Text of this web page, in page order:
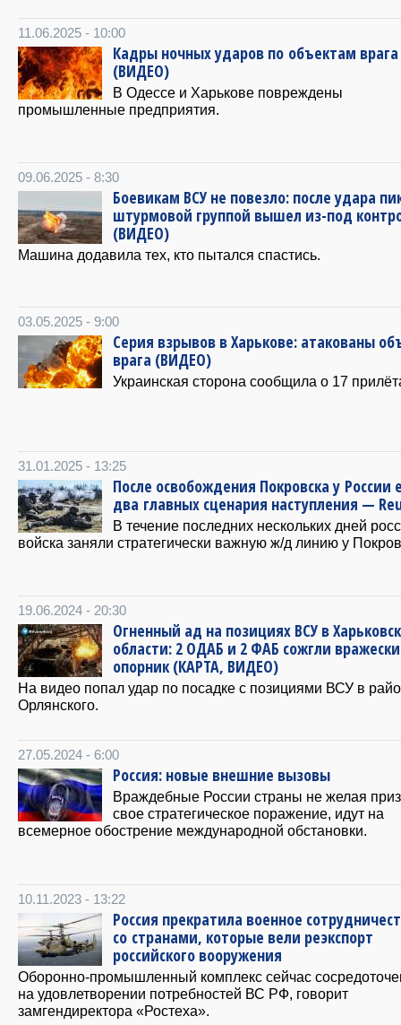
11.06.2025 - 10:00
Кадры ночных ударов по объектам врага
(ВИДЕО)
В Одессе и Харькове повреждены
промышленные предприятия.
09.06.2025 - 8:30
Боевикам ВСУ не повезло: после удара
штурмовой группой вышел из-под
(ВИДЕО)
Машина додавила тех, кто пытался спастись.
03.05.2025 - 9:00
Серия взрывов в Харькове: атакованы
врага (ВИДЕО)
Украинская сторона сообщила о 17
31.01.2025 - 13:25
После освобождения Покровска у России
два главных сценария наступления —
В течение последних нескольких дней
войска заняли стратегически важную ж/д линию у
19.06.2024 - 20:30
Огненный ад на позициях ВСУ в
области: 2 ОДАБ и 2 ФАБ сожгли
опорник (КАРТА, ВИДЕО)
На видео попал удар по посадке с позициями ВСУ в
Орлянского.
27.05.2024 - 6:00
Россия: новые внешние вызовы
Враждебные России страны не желая
свое стратегическое поражение, идут на
всемерное обострение международной обстановки.
10.11.2023 - 13:22
Россия прекратила военное
со странами, которые вели реэкспорт
российского вооружения
Оборонно-промышленный комплекс сейчас
на удовлетворении потребностей ВС РФ, говорит
замгендиректора «Ростеха».